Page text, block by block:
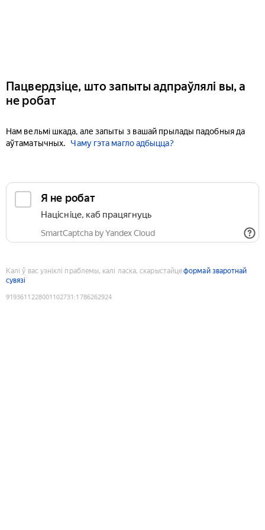
Пацвердзіце, што запыты адпраўлялі вы, а
не робат
Нам вельмі шкада, але запыты з вашай прылады падобныя да
аўтаматычных.
Чаму гэта магло адбыцца?
Я не робат
Націсніце, каб працягнуць
SmartCaptcha by Yandex Cloud
Калі ў вас узніклі праблемы, калі ласка, скарыстайцеформай зваротнай
сувязі
9193611228001102731 :1786262924